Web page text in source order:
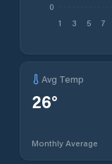
1 3 5 7
0
Avg Temp
26°
Monthly Average